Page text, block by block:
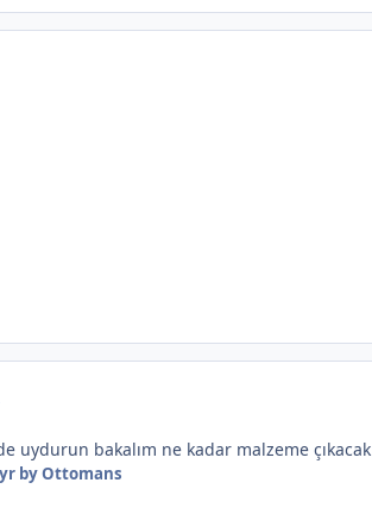
uydurun bakalım ne kadar malzeme çıkacak
by Ottomans